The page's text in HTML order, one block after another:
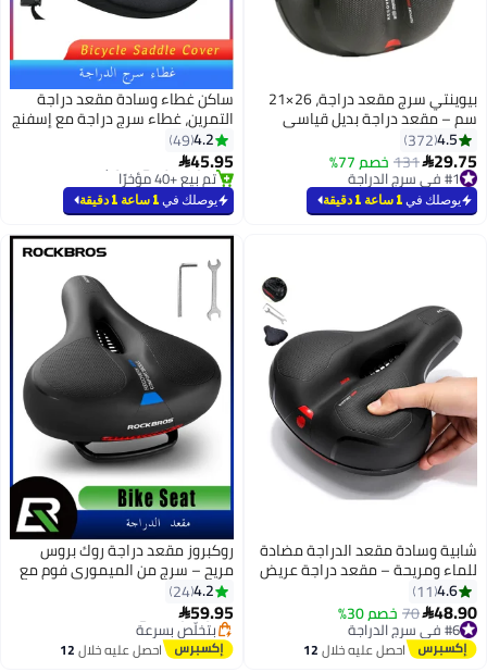
بيوينتي سرج مقعد دراجة، 26×21
سم – مقعد دراجة بديل قياسي
26x21سم4.5
372
29.75
131 خصم 77% #1 في سرج الدراجة
توصيل مجاني
بتخلّص بسرعة
تم بيع +30 مؤخرًا
يوصلك في 1 ساعة 1 دقيقة
ساكن غطاء وسادة مقعد دراجة
التمرين، غطاء سرج دراجة مع إسفنج
عريض وبطانة هلامية ناعمة للغاية
للنساء والرجال
4.2
49
45.95
#2 في سرج الدراجة
أقل سعر في 7 يوم
تم بيع +40 مؤخرًا
#2 في سرج الدراجة
يوصلك في 1 ساعة 1 دقيقة
شابية وسادة مقعد الدراجة مضادة
للماء ومريحة – مقعد دراجة عريض
مبطن برغوة الذاكرة، مناسب
للدراجات الكهربائية والجبلية
والهوائية – للرجال والنساء – باللون
الأحمر
4.6
11
48.90
70 خصم 30% #6 في سرج الدراجة
توصيل مجاني
#6 في سرج الدراجة احصل عليه خلال12
روكبروز مقعد دراجة روك بروس
مريح – سرج من الميموري فوم مع
شريط عاكس
4.2
24
59.95
#7 في سرج الدراجة
أقل سعر في 30 يوم
توصيل مجاني
بتخلّص بسرعة
تم بيع +10 مؤخرًا
#7 في سرج الدراجة احصل عليه خلال12